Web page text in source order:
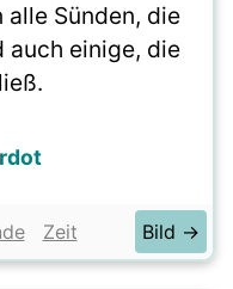
Sünden, die
auch einige, die
Zeit Bild →